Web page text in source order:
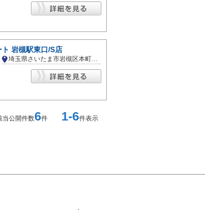
岩槻駅東口/S店
埼玉県さいたま市岩槻区本町１丁目
当公開件数6件 1-6件表示